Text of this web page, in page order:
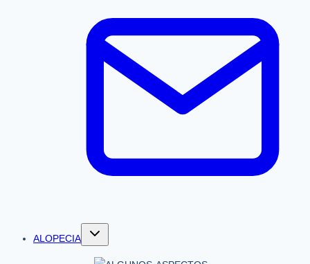
ALOPECIA